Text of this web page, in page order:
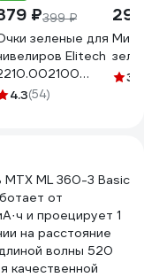
₽399 ₽
зеленые для
Elitech
4.3(54)
3.7
ML 360-3 Basic
от
и проецирует 1
на расстояние
волны 520
качественной